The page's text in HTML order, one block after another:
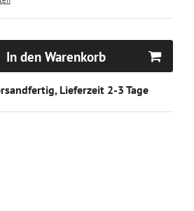
In den Warenkorb
Lieferzeit 2-3 Tage